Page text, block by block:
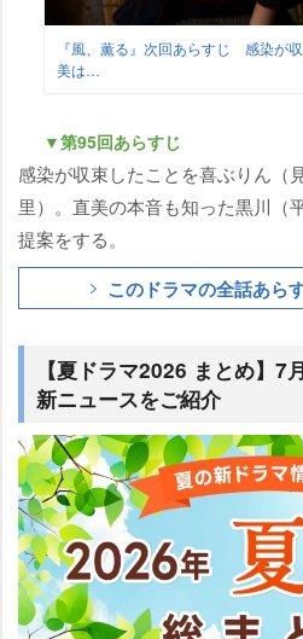
『風、薫る』次回あらすじ 感染が
美は…
▼第95回あらすじ
感染が収束したことを喜ぶりん（
里）。直美の本音も知った黒川（
提案をする。
このドラマの全話あら
【夏ドラマ2026 まとめ】7
新ニュースをご紹介